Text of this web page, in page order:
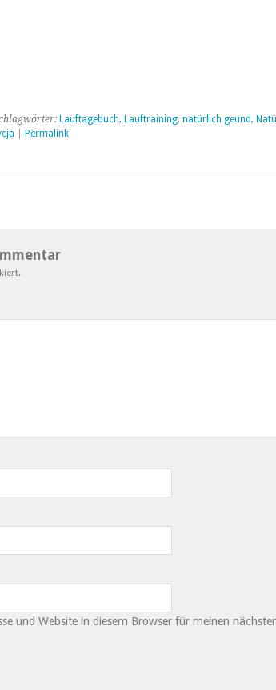
Lauftagebuch, Lauftraining, natürlich geund,
Permalink
und Website in diesem Browser für meinen